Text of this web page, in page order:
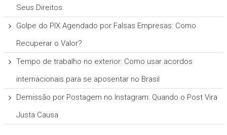
Seus Direitos
Golpe do PIX Agendado por Falsas Empresas: Como
Recuperar o Valor?
Tempo de trabalho no exterior: Como usar acordos
internacionais para se aposentar no Brasil
Demissão por Postagem no Instagram: Quando o Post Vira
Justa Causa